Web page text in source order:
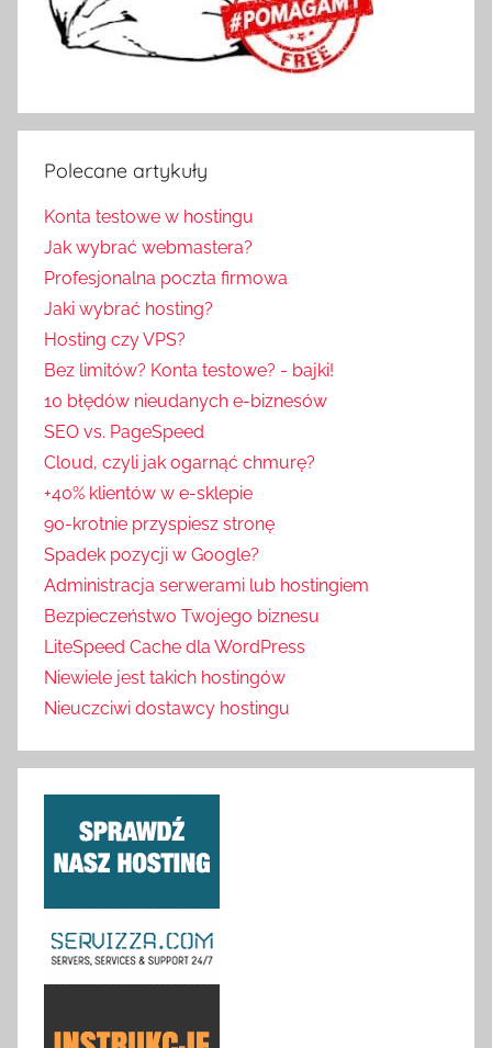
Polecane artykuły
Konta testowe w hostingu
Jak wybrać webmastera?
Profesjonalna poczta firmowa
Jaki wybrać hosting?
Hosting czy VPS?
Bez limitów? Konta testowe? - bajki!
10 błędów nieudanych e-biznesów
SEO vs. PageSpeed
Cloud, czyli jak ogarnąć chmurę?
+40% klientów w e-sklepie
90-krotnie przyspiesz stronę
Spadek pozycji w Google?
Administracja serwerami lub hostingiem
Bezpieczeństwo Twojego biznesu
LiteSpeed Cache dla WordPress
Niewiele jest takich hostingów
Nieuczciwi dostawcy hostingu